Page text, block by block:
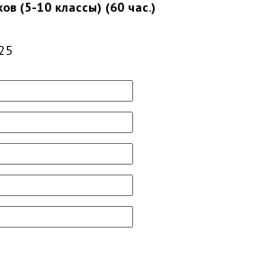
(5-10 классы) (60 час.)